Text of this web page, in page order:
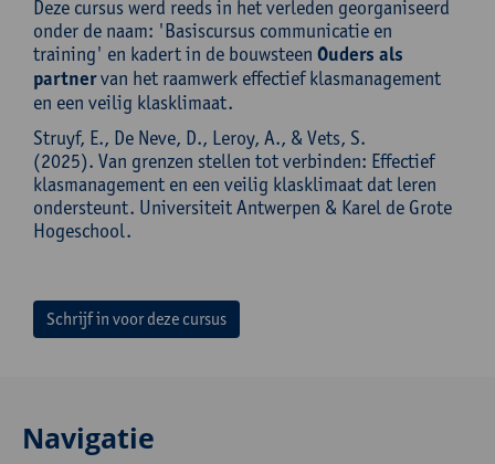
Deze cursus werd reeds in het verleden georganiseerd
onder de naam: 'Basiscursus communicatie en
training' en kadert in de bouwsteen Ouders als
partnervan het raamwerk effectief klasmanagement
en een veilig klasklimaat.
Struyf, E., De Neve, D., Leroy, A., & Vets, S.
(2025). Van grenzen stellen tot verbinden: Effectief
klasmanagement en een veilig klasklimaat dat leren
ondersteunt. Universiteit Antwerpen & Karel de Grote
Hogeschool.
Schrijf in voor deze cursus
Navigatie